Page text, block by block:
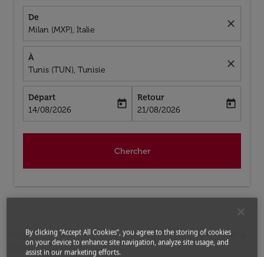
De
Milan (MXP), Italie
close
À
Tunis (TUN), Tunisie
close
Départ
fc-booking-departure-date-aria-label
14/08/2026
today
Retour
fc-booking-return-date-aria-label
21/08/2026
today
Chercher
Accueil Vols Vols pour Tunisie
Vols de Milan a
Tunis
By clicking “Accept All Cookies”, you agree to the storing of cookies
on your device to enhance site navigation, analyze site usage, and
assist in our marketing efforts.